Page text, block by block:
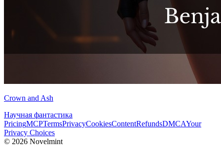
Crown and Ash
Научная фантастика
PricingMCPTermsPrivacyCookiesContentRefundsDMCAYour
Privacy Choices
© 2026 Novelmint